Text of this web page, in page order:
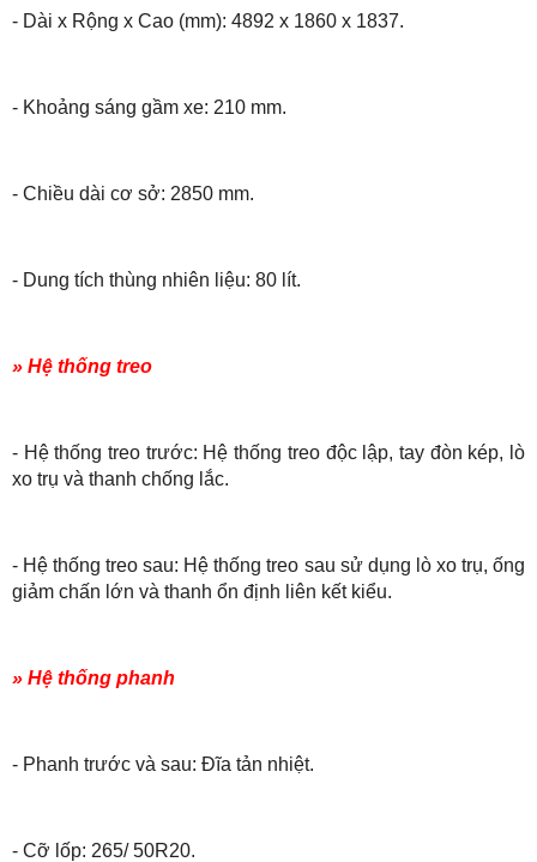
- Dài x Rộng x Cao (mm): 4892 x 1860 x 1837.
- Khoảng sáng gầm xe: 210 mm.
- Chiều dài cơ sở: 2850 mm.
- Dung tích thùng nhiên liệu: 80 lít.
» Hệ thống treo
- Hệ thống treo trước: Hệ thống treo độc lập, tay đòn kép, lò
xo trụ và thanh chống lắc.
- Hệ thống treo sau: Hệ thống treo sau sử dụng lò xo trụ, ống
giảm chấn lớn và thanh ổn định liên kết kiểu.
» Hệ thống phanh
- Phanh trước và sau: Đĩa tản nhiệt.
- Cỡ lốp: 265/ 50R20.